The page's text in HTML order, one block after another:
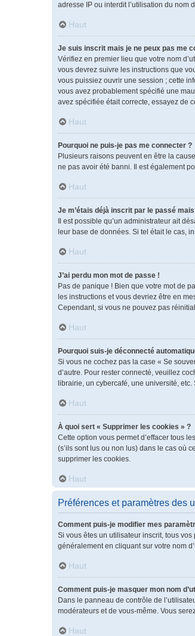
adresse IP ou interdit l’utilisation du nom
Haut
Je suis inscrit mais je ne peux pas me
Vérifiez en premier lieu que votre nom
vous devrez suivre les instructions que
vous puissiez ouvrir une session ; cette
vous avez probablement spécifié une
avez spécifiée était correcte, essayez de
Haut
Pourquoi ne puis-je pas me connecter ?
Plusieurs raisons peuvent en être la
ne pas avoir été banni. Il est également
Haut
Je m’étais déjà inscrit par le passé
Il est possible qu’un administrateur ait
leur base de données. Si tel était le cas,
Haut
J’ai perdu mon mot de passe !
Pas de panique ! Bien que votre mot de
les instructions et vous devriez être en
Cependant, si vous ne pouvez pas
Haut
Pourquoi suis-je déconnecté
Si vous ne cochez pas la case « Se
d’autre. Pour rester connecté, veuillez
librairie, un cybercafé, une université,
Haut
À quoi sert « Supprimer les cookies » ?
Cette option vous permet d’effacer tous
(s’ils sont lus ou non lus) dans le cas où
supprimer les cookies.
Haut
Préférences et paramètres des
Comment puis-je modifier mes
Si vous êtes un utilisateur inscrit, tous
généralement en cliquant sur votre nom
Haut
Comment puis-je masquer mon nom
Dans le panneau de contrôle de
modérateurs et de vous-même. Vous
Haut